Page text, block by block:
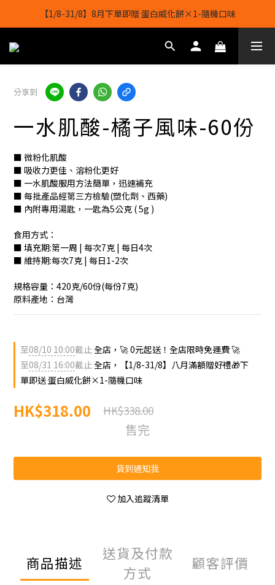
【1/8-31/8】8月下單即贈 蛋白威化餅×1-隨機口味
【1/8-31/8】8月下單即贈 蛋白威化餅×1-隨機口味
結帳輸入[gopowerhk]，可享全單*95折*，可與活動折扣疊加。
【1/8-31/8】8月下單即贈 蛋白威化餅×1-隨機口味
分享到
一水肌酸-橘子風味-60份
■ 微粉化肌酸
■ 吸收力更佳、溶粉化更好
■ 一水肌酸服用方法簡單，迅速補充
■ 每批產品經第三方檢驗(塑化劑、西藥)
■ 內附專用湯匙，一匙為5公克 ( 5g )
食用方式：
■ 填充期:第一周 | 每次7克 | 每日4次
■ 維持期:每次7克 | 每日1-2次
規格容量：420克/60份(每份7克)
原料產地：台灣
至08/10 10:00截止全店，🚀 0元起送！全店限時免運費 🚀
至08/31 16:00截止全店，【1/8-31/8】八月滿額贈好禮🎁下
單即送 蛋白威化餅×1-隨機口味
HK$318.00 HK$338.00
售完
貨到通知我
加入追蹤清單
商品描述
送貨及付款
方式
顧客評價